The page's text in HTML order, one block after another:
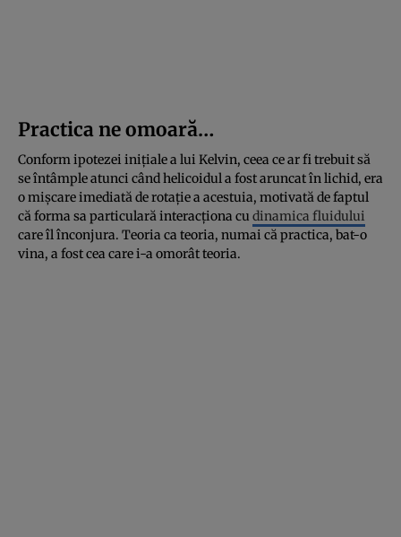
Practica ne omoară…
Conform ipotezei inițiale a lui Kelvin, ceea ce ar fi trebuit să
se întâmple atunci când helicoidul a fost aruncat în lichid, era
o mișcare imediată de rotație a acestuia, motivată de faptul
că forma sa particulară interacționa cu dinamica fluidului
care îl înconjura. Teoria ca teoria, numai că practica, bat-o
vina, a fost cea care i-a omorât teoria.